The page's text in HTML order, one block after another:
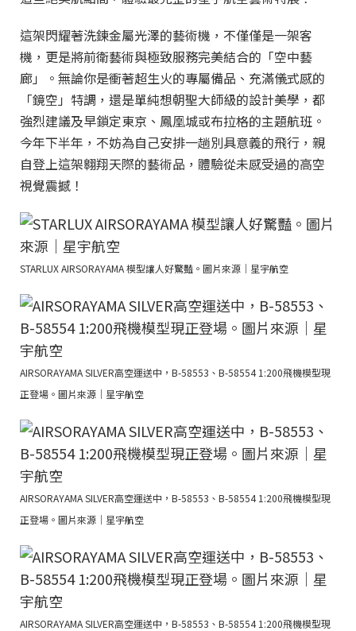
這架閃耀著洗鍊金屬光澤的藝術機，不僅僅是一架客
機，更是將前衛藝術與極致服務完美結合的「空中藝
廊」。無論你是衝著超生火的專屬備品、充滿儀式感的
「鏡空」特調，還是單純想朝聖大師級的設計美學，都
強烈建議及早鎖定東京、鳳凰城或布拉格的主題航班。
今年下半年，不妨為自己安排一趟別具意義的飛行，親
自登上這架翱翔天際的藝術品，體驗從未感受過的高空
視覺震撼！
STARLUX AIRSORAYAMA 模型讓人好驚豔。圖片來源｜星宇航空
AIRSORAYAMA SILVER高空運送中，B-58553、B-58554 1:200飛機模型現
正登場。圖片來源｜星宇航空
AIRSORAYAMA SILVER高空運送中，B-58553、B-58554 1:200飛機模型現
正登場。圖片來源｜星宇航空
AIRSORAYAMA SILVER高空運送中，B-58553、B-58554 1:200飛機模型現